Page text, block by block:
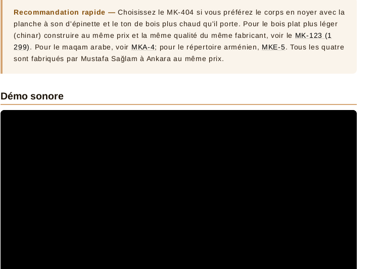
Recommandation rapide — Choisissez le MK-404 si vous préférez le corps en noyer avec la
planche à son d'épinette et le ton de bois plus chaud qu'il porte. Pour le bois plat plus léger
(chinar) construire au même prix et la même qualité du même fabricant, voir le MK-123 (1
299). Pour le maqam arabe, voir MKA-4; pour le répertoire arménien, MKE-5. Tous les quatre
sont fabriqués par Mustafa Sağlam à Ankara au même prix.
Démo sonore